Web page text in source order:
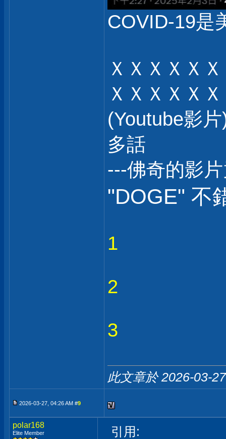
COVID-19是
ＸＸＸＸＸ
ＸＸＸＸＸ
(Youtube影
多話
---佛奇的影
"DOGE" 不
1
2
3
此文章於 2026-03-
2026-03-27, 04:26 AM #9
polar168
Elite Member 引用: